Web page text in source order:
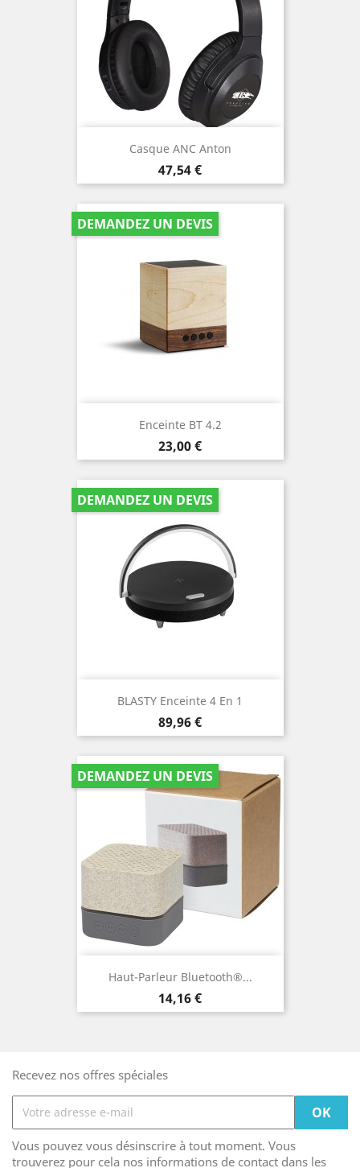
Casque ANC Anton
Prix
47,54 €
Enceinte BT 4.2
Prix
23,00 €
DEMANDEZ UN DEVIS
BLASTY Enceinte 4 En 1
Prix
89,96 €
DEMANDEZ UN DEVIS
Haut-Parleur Bluetooth®...
Prix
14,16 €
DEMANDEZ UN DEVIS
Recevez nos offres spéciales
Vous pouvez vous désinscrire à tout moment. Vous
trouverez pour cela nos informations de contact dans les